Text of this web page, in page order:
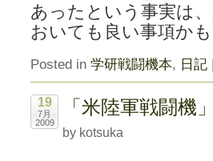
あったという事実は
おいても良い事項か
Posted in 学研戦闘機本, 日記
19
7月
2009
「米陸軍戦闘機
by kotsuka